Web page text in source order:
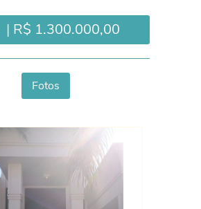
| R$ 1.300.000,00
Fotos